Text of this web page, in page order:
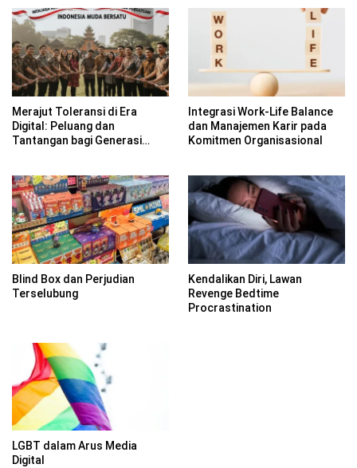
Merajut Toleransi di Era
Digital: Peluang dan
Tantangan bagi Generasi
Integrasi Work-Life Balance
dan Manajemen Karir pada
Komitmen Organisasional
Blind Box dan Perjudian
Terselubung
Kendalikan Diri, Lawan
Revenge Bedtime
Procrastination
LGBT dalam Arus Media
Digital